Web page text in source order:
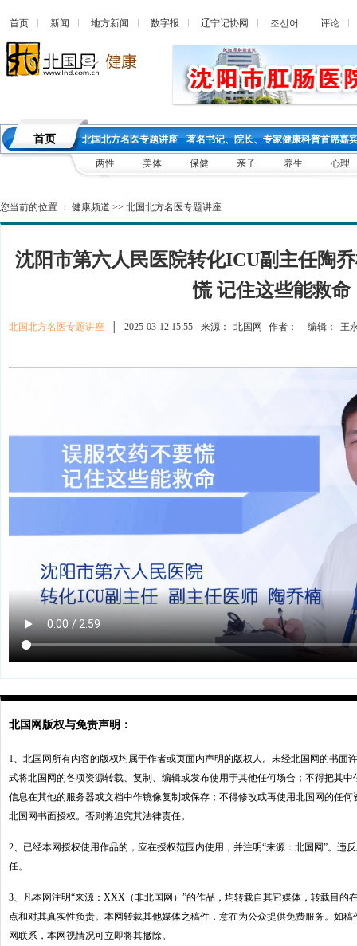
首页 新闻 地方新闻 数字报 辽宁记协网 조선어 评论
首页 北国北方名医专题讲座 著名书记、院长、专家健康科普首席嘉
两性 美体 保健 亲子 养生 心理
您当前的位置 ： 健康频道 >> 北国北方名医专题讲座
沈阳市第六人民医院转化ICU副主任陶
慌 记住这些能救命
北国北方名医专题讲座 2025-03-12 15:55 来源： 北国网 作者： 编辑： 王
北国网版权与免责声明：
1、北国网所有内容的版权均属于作者或页面内声明的版权人。未经北国网的书面
式将北国网的各项资源转载、复制、编辑或发布使用于其他任何场合；不得把其
信息在其他的服务器或文档中作镜像复制或保存；不得修改或再使用北国网的任
北国网书面授权。否则将追究其法律责任。
2、已经本网授权使用作品的，应在授权范围内使用，并注明“来源：北国网”。违
任。
3、凡本网注明“来源：XXX（非北国网）”的作品，均转载自其它媒体，转载目的
点和对其真实性负责。本网转载其他媒体之稿件，意在为公众提供免费服务。如
网联系，本网视情况可立即将其撤除。